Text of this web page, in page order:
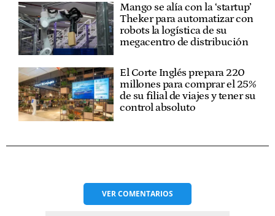
Mango se alía con la ‘startup’
Theker para automatizar con
robots la logística de su
megacentro de distribución
El Corte Inglés prepara 220
millones para comprar el 25%
de su filial de viajes y tener su
control absoluto
VERCOMENTARIOS